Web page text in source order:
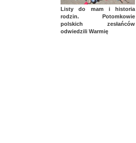
Listy do mam i historia
rodzin. Potomkowie
polskich zesłańców
odwiedzili Warmię